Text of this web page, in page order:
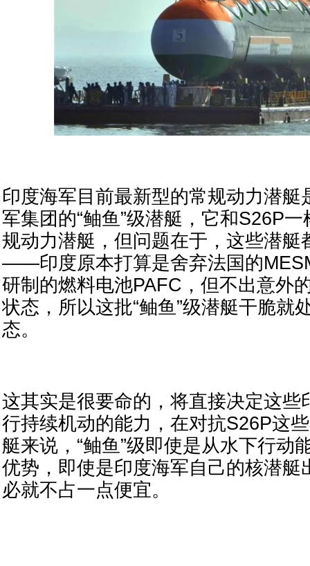
印度海军目前最新型的常规动力潜艇
军集团的“鲉鱼”级潜艇，它和S26P
规动力潜艇，但问题在于，这些潜艇
——印度原本打算是舍弃法国的
研制的燃料电池PAFC，但不出意外
状态，所以这批“鲉鱼”级潜艇干脆就
态。
这其实是很要命的，将直接决定这些
行持续机动的能力，在对抗S26P这
艇来说，“鲉鱼”级即使是从水下行动
优势，即使是印度海军自己的核潜艇
必就不占一点便宜。